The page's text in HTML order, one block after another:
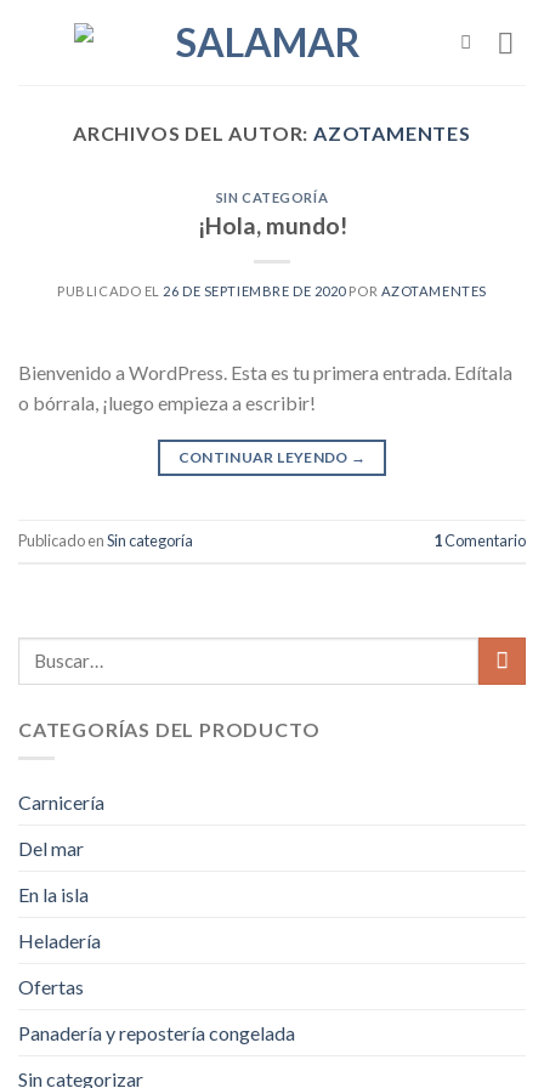
ARCHIVOS DEL AUTOR:AZOTAMENTES
SIN CATEGORÍA
¡Hola, mundo!
PUBLICADO EL 26 DE SEPTIEMBRE DE 2020POR AZOTAMENTES
Bienvenido a WordPress. Esta es tu primera entrada. Edítala
o bórrala, ¡luego empieza a escribir!
CONTINUAR LEYENDO →
Publicado enSin categoría 1Comentario
Buscar
CATEGORÍAS DEL PRODUCTO
Carnicería
Del mar
En la isla
Heladería
Ofertas
Panadería y repostería congelada
Sin categorizar